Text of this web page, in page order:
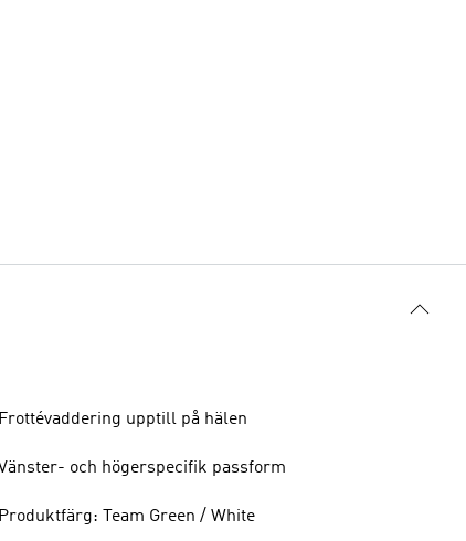
Frottévaddering upptill på hälen
och högerspecifik passform
Produktfärg: Team Green / White